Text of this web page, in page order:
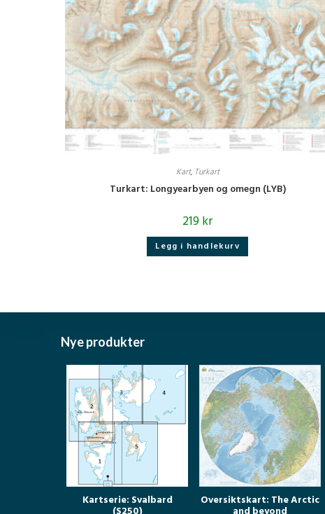
Kart, Turkart
Turkart: Longyearbyen og omegn (LYB)
219kr
Legg i handlekurv
Nye produkter
Kartserie: Svalbard Oversiktskart: The Arctic